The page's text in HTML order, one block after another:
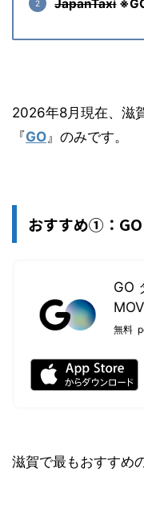
JapanTaxi
2026年8月現在、滋
『GO 』のみです。
おすすめ①：GO
GO
無料
滋賀で最もおすすめ